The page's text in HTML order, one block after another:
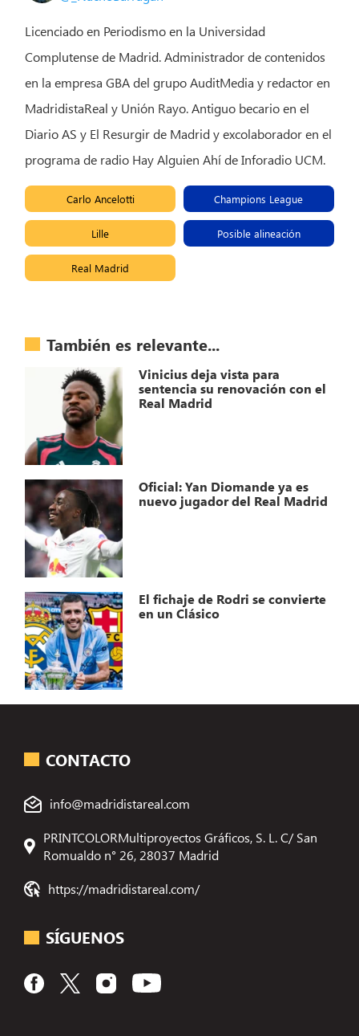
Licenciado en Periodismo en la Universidad
Complutense de Madrid. Administrador de contenidos
en la empresa GBA del grupo AuditMedia y redactor en
MadridistaReal y Unión Rayo. Antiguo becario en el
Diario AS y El Resurgir de Madrid y excolaborador en el
programa de radio Hay Alguien Ahí de Inforadio UCM.
Carlo Ancelotti Champions League
Lille Posible alineación
Real Madrid
También es relevante...
Vinicius deja vista para
sentencia su renovación con el
Real Madrid
Oficial: Yan Diomande ya es
nuevo jugador del Real Madrid
El fichaje de Rodri se convierte
en un Clásico
CONTACTO
info@madridistareal.com
PRINTCOLORMultiproyectos Gráficos, S. L. C/ San
Romualdo n° 26, 28037 Madrid
https://madridistareal.com/
SÍGUENOS